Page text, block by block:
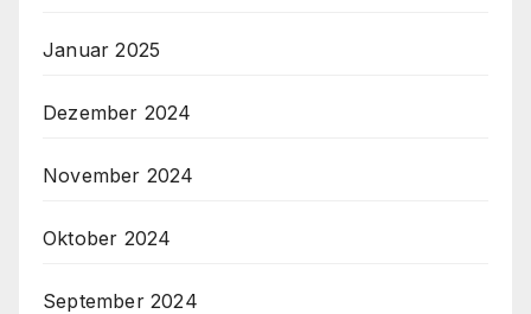
Januar 2025
Dezember 2024
November 2024
Oktober 2024
September 2024